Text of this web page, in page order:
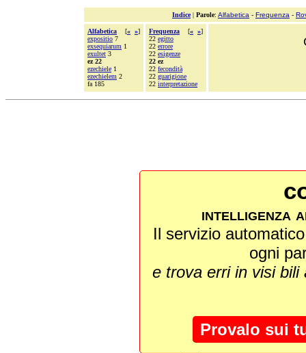
Indice| Parole: Alfabetica - Frequenza -
Alfabetica [« »]
expositio 7
exsequiarum 1
exultet 3
ez 22
ezechiele 1
ezechielem 2
fa 185
Frequenza [« »]
22 egitto
22 errore
22 esigenze
22 ez
22 fecondità
22 guarigione
22 interpretazione
intelligenza
Il servizio
ogni
e trova erri in visi
Provalo sui